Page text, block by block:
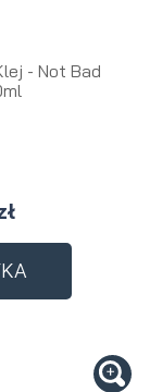
- Not Bad